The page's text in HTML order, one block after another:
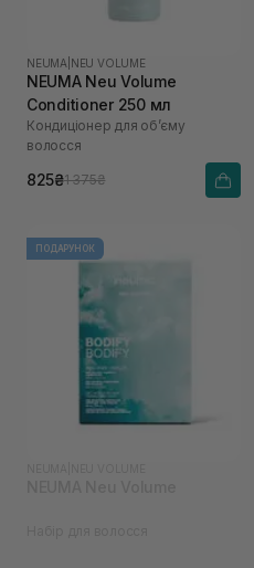
NEUMA NEU VOLUME
NEUMA Neu Volume
Conditioner 250 мл
Кондиціонер для обʼєму
волосся
825₴1 375₴
ПОДАРУНОК